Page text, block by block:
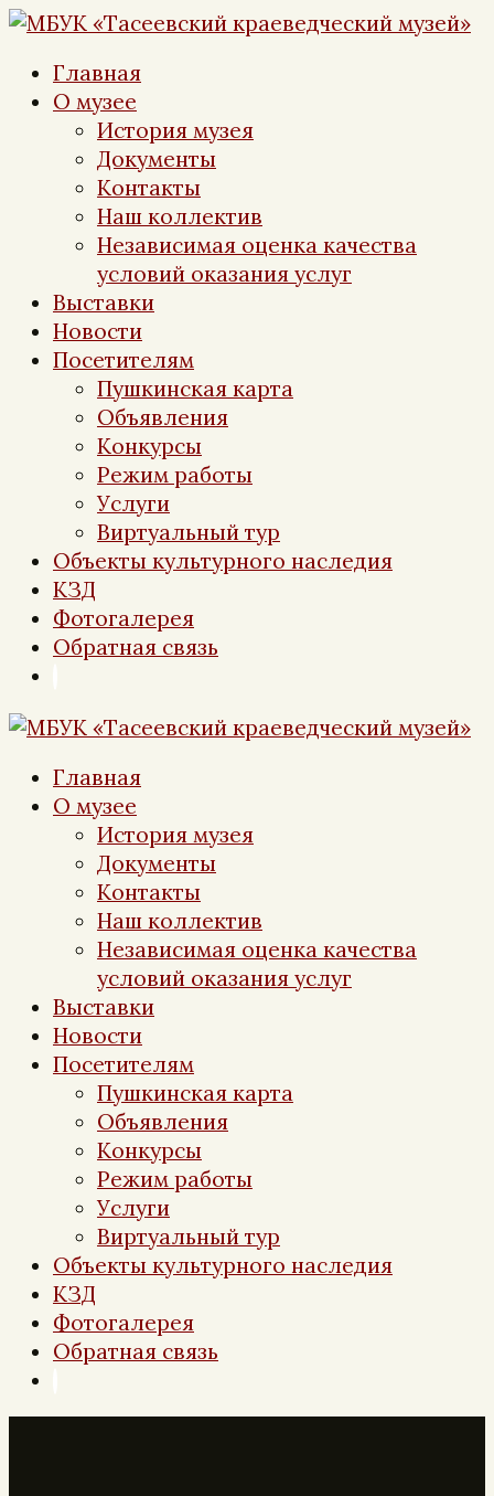
Перейти
контенту
Главная
О музее
История музея
Документы
Контакты
Наш коллектив
Независимая оценка качества
условий оказания услуг
Выставки
Новости
Посетителям
Пушкинская карта
Объявления
Конкурсы
Режим работы
Услуги
Виртуальный тур
Объекты культурного наследия
КЗД
Фотогалерея
Обратная связь
Главная
О музее
История музея
Документы
Контакты
Наш коллектив
Независимая оценка качества
условий оказания услуг
Выставки
Новости
Посетителям
Пушкинская карта
Объявления
Конкурсы
Режим работы
Услуги
Виртуальный тур
Объекты культурного наследия
КЗД
Фотогалерея
Обратная связь